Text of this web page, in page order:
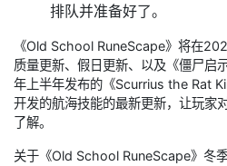
排队并准备好了。
《Old School RuneScape》将在
质量更新、假日更新、以及《僵尸启
年上半年发布的《Scurrius the Rat
开发的航海技能的最新更新，让玩家
了解。
关于《Old School RuneScape》冬